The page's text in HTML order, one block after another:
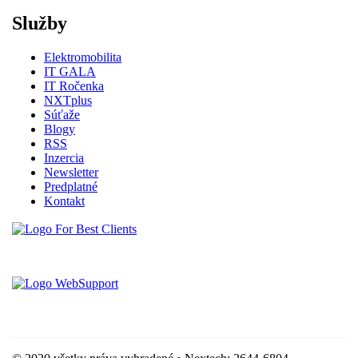
Služby
Elektromobilita
IT GALA
IT Ročenka
NXTplus
Súťaže
Blogy
RSS
Inzercia
Newsletter
Predplatné
Kontakt